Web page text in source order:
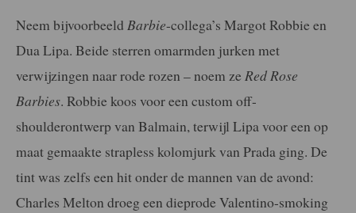
Neem bijvoorbeeld Barbie-collega’s Margot Robbie en
Dua Lipa. Beide sterren omarmden jurken met
verwijzingen naar rode rozen – noem ze Red Rose
Barbies. Robbie koos voor een custom off-
shoulderontwerp van Balmain, terwijl Lipa voor een op
maat gemaakte strapless kolomjurk van Prada ging. De
tint was zelfs een hit onder de mannen van de avond:
Charles Melton droeg een dieprode Valentino-smoking